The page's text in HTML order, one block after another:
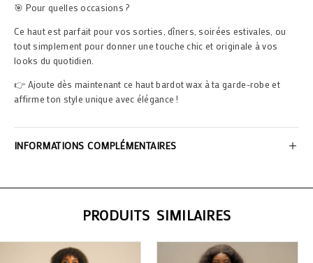
🎯 Pour quelles occasions ?
Ce haut est parfait pour vos sorties, dîners, soirées estivales, ou
tout simplement pour donner une touche chic et originale à vos
looks du quotidien.
👉 Ajoute dès maintenant ce haut bardot wax à ta garde-robe et
affirme ton style unique avec élégance !
INFORMATIONS COMPLÉMENTAIRES
PRODUITS SIMILAIRES